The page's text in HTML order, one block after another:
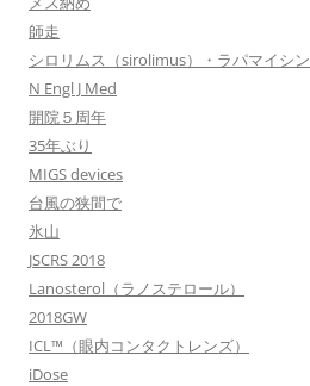
師走
シロリムス（sirolimus）・ラパマイシン
N Engl J Med
開院５周年
35年ぶり
MIGS devices
台風の狭間で
氷山
JSCRS 2018
Lanosterol（ラノステロール）
2018GW
ICL™（眼内コンタクトレンズ）
iDose